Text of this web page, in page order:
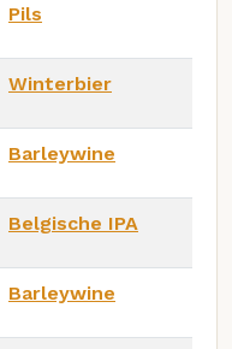
Pils
Winterbier
Barleywine
Belgische IPA
Barleywine